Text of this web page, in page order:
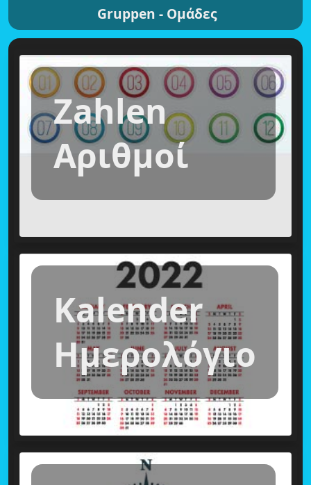
Gruppen - Ομάδες
Zahlen
Αριθμοί
Kalender
Ημερολόγιο